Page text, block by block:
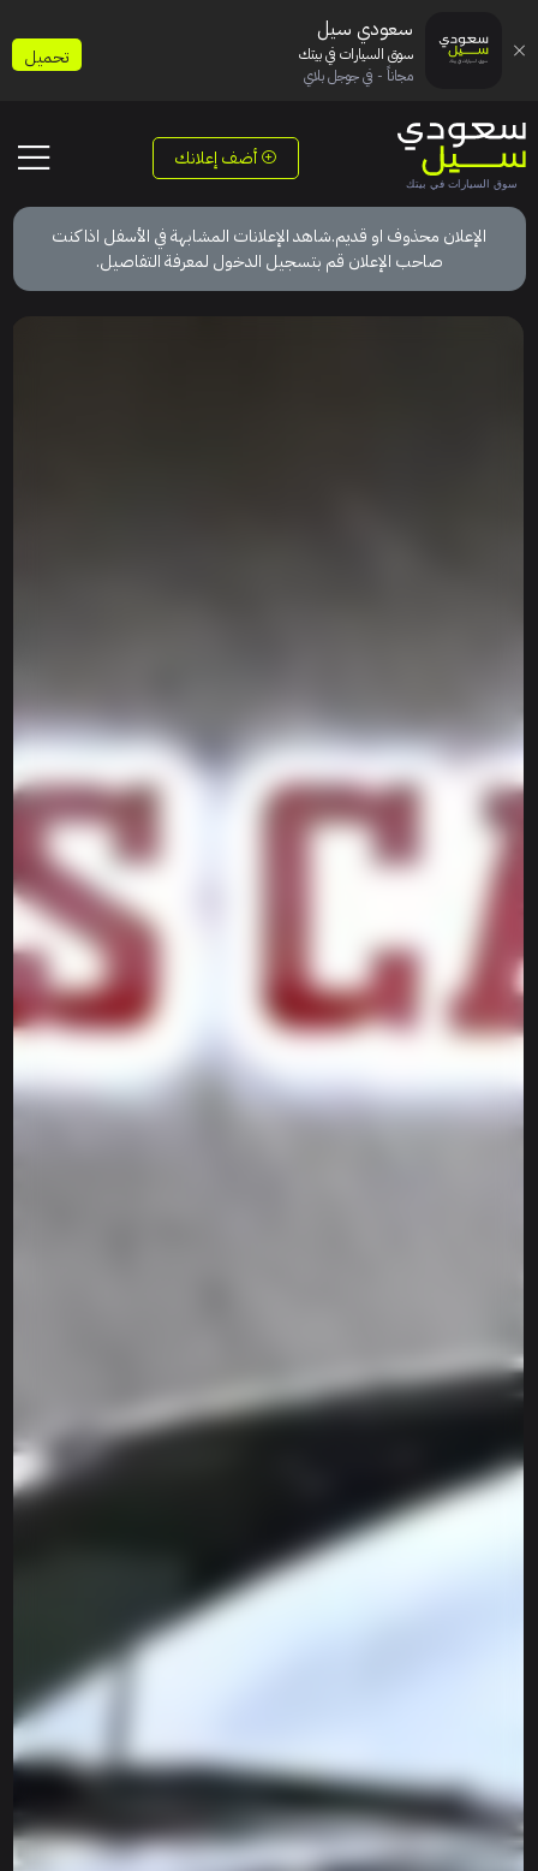
أضف إعلانك
الإعلان محذوف او قديم.شاهد الإعلانات المشابهة في الأسفل اذا كنت
صاحب الإعلان قم بتسجيل الدخول لمعرفة التفاصيل.
سعودي سيل
سوق السيارات في بيتك
مجاناً - في جوجل بلاي
تحميل